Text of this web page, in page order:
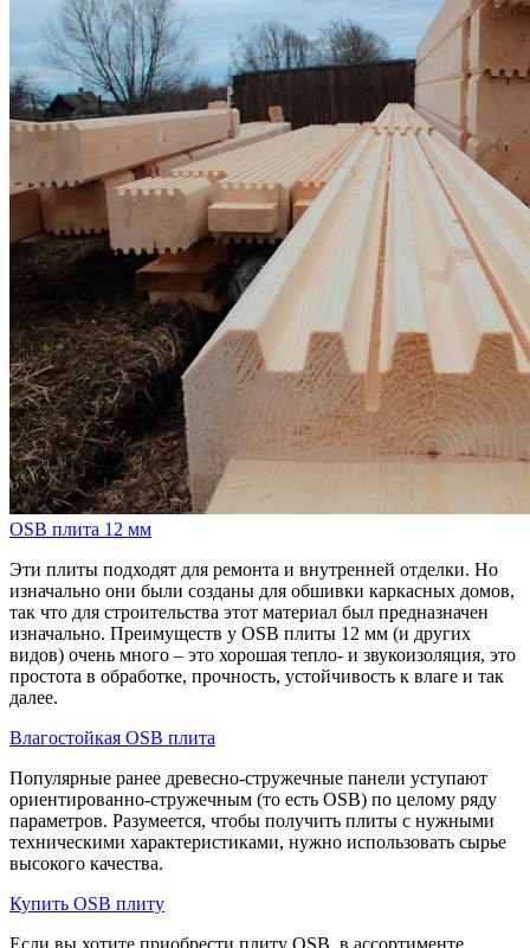
OSB плита 12 мм
Эти плиты подходят для ремонта и внутренней отделки. Но
изначально они были созданы для обшивки каркасных домов,
так что для строительства этот материал был предназначен
изначально. Преимуществ у OSB плиты 12 мм (и других
видов) очень много – это хорошая тепло- и звукоизоляция, это
простота в обработке, прочность, устойчивость к влаге и так
далее.
Влагостойкая OSB плита
Популярные ранее древесно-стружечные панели уступают
ориентированно-стружечным (то есть OSB) по целому ряду
параметров. Разумеется, чтобы получить плиты с нужными
техническими характеристиками, нужно использовать сырье
высокого качества.
Купить OSB плиту
Если вы хотите приобрести плиту OSB, в ассортименте